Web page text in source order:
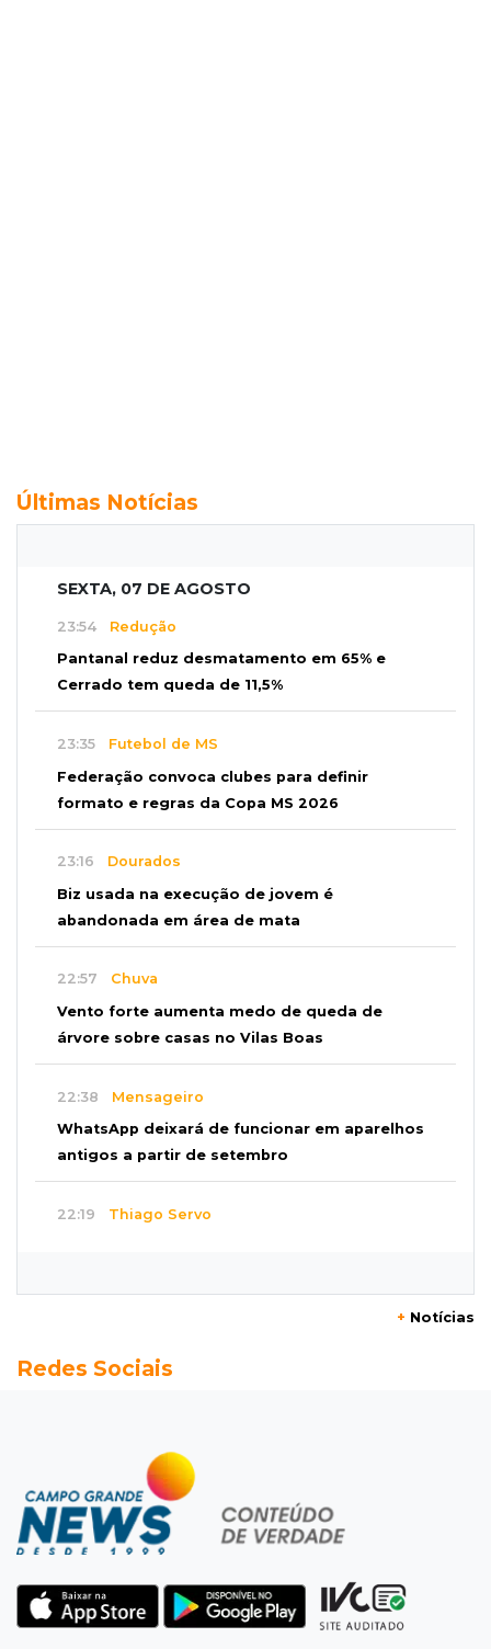
Últimas Notícias
SEXTA, 07 DE AGOSTO
23:54 Redução
Pantanal reduz desmatamento em 65% e
Cerrado tem queda de 11,5%
23:35 Futebol de MS
Federação convoca clubes para definir
formato e regras da Copa MS 2026
23:16 Dourados
Biz usada na execução de jovem é
abandonada em área de mata
22:57 Chuva
Vento forte aumenta medo de queda de
árvore sobre casas no Vilas Boas
22:38 Mensageiro
WhatsApp deixará de funcionar em aparelhos
antigos a partir de setembro
22:19 Thiago Servo
Semana vai começar com 909 novas
Flagrante
Motorista atinge carro parado, perde
retrovisor e foge no Jardim Antártica
“Sinto que ela está por perto”, diz mãe de
bebê desaparecida
+ Notícias
Redes Sociais